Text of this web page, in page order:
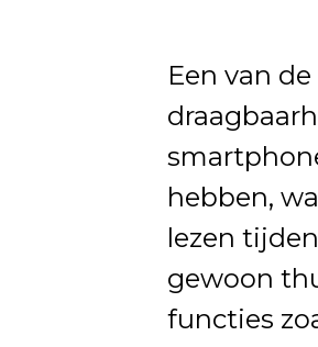
Een van
hebben,
lezen
gewoon
functies